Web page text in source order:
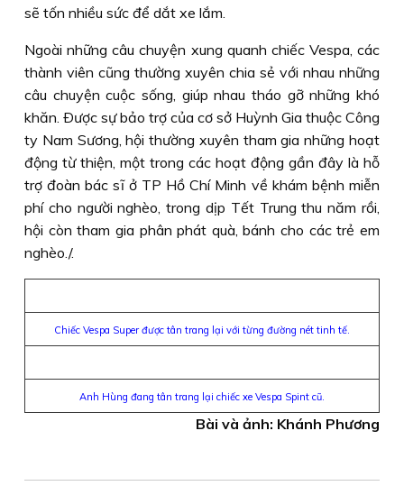
sẽ tốn nhiều sức để dắt xe lắm.
Ngoài những câu chuyện xung quanh chiếc Vespa, các
thành viên cũng thường xuyên chia sẻ với nhau những
câu chuyện cuộc sống, giúp nhau tháo gỡ những khó
khăn. Ðược sự bảo trợ của cơ sở Huỳnh Gia thuộc Công
ty Nam Sương, hội thường xuyên tham gia những hoạt
động từ thiện, một trong các hoạt động gần đây là hỗ
trợ đoàn bác sĩ ở TP Hồ Chí Minh về khám bệnh miễn
phí cho người nghèo, trong dịp Tết Trung thu năm rồi,
hội còn tham gia phân phát quà, bánh cho các trẻ em
nghèo./.
Chiếc Vespa Super được tân trang lại với từng đường nét tinh tế.
Anh Hùng đang tân trang lại chiếc xe Vespa Spint cũ.
Bài và ảnh: Khánh Phương